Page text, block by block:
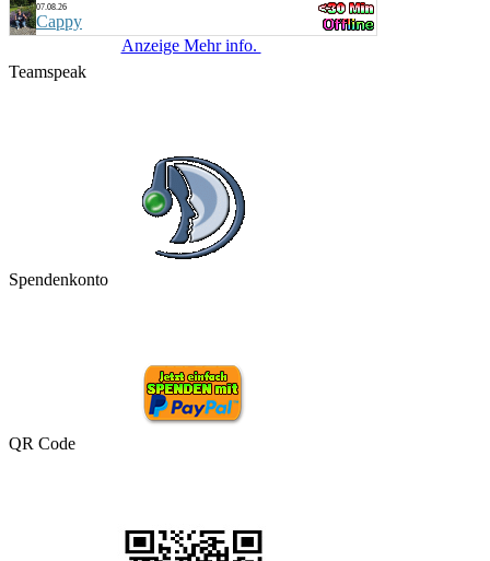
07.08.26
Cappy
Anzeige Mehr info.
Teamspeak
Spendenkonto
QR Code